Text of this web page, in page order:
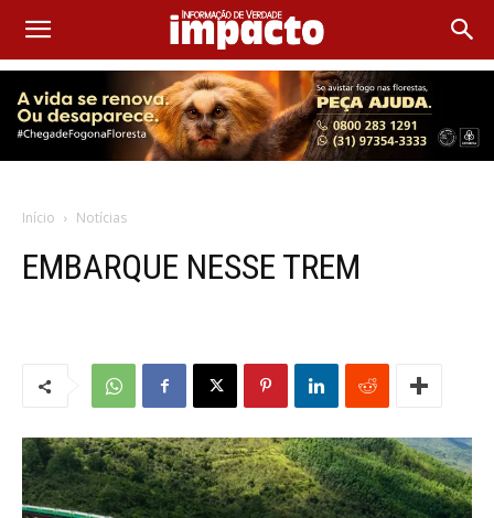
Início Notícias
EMBARQUE NESSE TREM